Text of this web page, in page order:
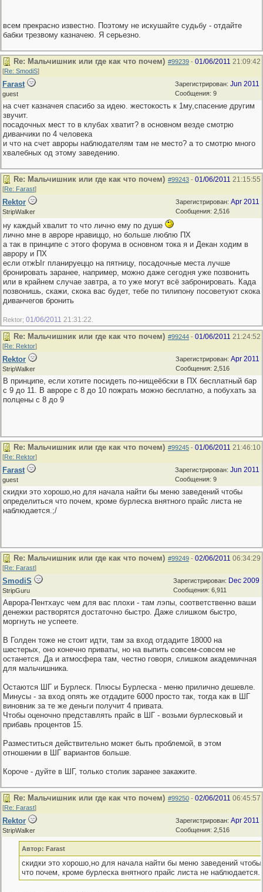
всем прекрасно известно. Поэтому не искушайте судьбу - отдайте
бабки трезвому казначею. Я серьезно.
#99239 - 01/06/2011 21:09:42
Re: Мальчишник или где как что почем)
[Re: SmodiS]
Зарегистрирован: Jun 2011
Сообщения: 9
Farast
guest
на счет казначея спасибо за идею. жестокость к 1му,спасение другим
звучит.
посадочных мест то в клубах хватит? в основном везде смотрю
диванчики по 4 человека
и что на счет авроры наблюдателям там не место? а то смотрю много
хвалебных од этому заведению.
#99243 - 01/06/2011 21:15:55
Re: Мальчишник или где как что почем)
[Re: Farast]
Зарегистрирован: Apr 2011
Сообщения: 2,516
Rektor
StripWalker
ну каждый хвалит то что лично ему по душе
лично мне в авроре нравиццо, но больше люблю ПХ
а так в принципе с этого форума в основном тока я и Декан ходим в
аврору и ПХ
если отжЫг планируеццо на пятницу, посадочные места лучше
бронировать заранее, например, можно даже сегодня уже позвонить
или в крайнем случае завтра, а то уже могут всё забронировать. Када
позвонишь, скажи, скока вас будет, тебе по тилипону посоветуют скока
диванчегов бронить
Rektor; 01/06/2011 21:31:22
#99244 - 01/06/2011 21:24:52
Re: Мальчишник или где как что почем)
[Re: Rektor]
Зарегистрирован: Apr 2011
Сообщения: 2,516
Rektor
StripWalker
В принципе, если хотите посидеть по-нищеёбски в ПХ бесплатный бар
с 9 до 11. В авроре с 8 до 10 пожрать можно бесплатно, а побухать за
полцены с 8 до 9
#99245 - 01/06/2011 21:46:10
Re: Мальчишник или где как что почем)
[Re: Rektor]
Зарегистрирован: Jun 2011
Сообщения: 9
Farast
guest
скидки это хорошо,но для начала найти бы меню заведений чтобы
определиться что почем, кроме бурлеска внятного прайс листа не
наблюдается.;/
#99249 - 02/06/2011 06:34:29
Re: Мальчишник или где как что почем)
[Re: Farast]
Зарегистрирован: Dec 2009
Сообщения: 6,911
SmodiS
StripGuru
Аврора-Пентхаус чем для вас плохи - там лэпы, соответственно ваши
денежки растворятся достаточно быстро. Даже слишком быстро,
моргнуть не успеете.
В Голден тоже не стоит идти, там за вход отдадите 18000 на
шестерых, оно конечно приваты, но на выпить совсем-совсем не
останется. Да и атмосфера там, честно говоря, слишком академичная
для мальчишника.
Остаются ШГ и Бурлеск. Плюсы Бурлеска - меню прилично дешевле.
Минусы - за вход опять же отдадите 6000 просто так, тогда как в ШГ
виновник за те же деньги получит 4 привата.
Чтобы оценочно представлять прайс в ШГ - возьми бурлесковый и
прибавь процентов 15.
Разместиться действительно может быть проблемой, в этом
отношении в ШГ вариантов больше.
Короче - дуйте в ШГ, только столик заранее закажите.
#99250 - 02/06/2011 06:45:57
Re: Мальчишник или где как что почем)
[Re: Farast]
Зарегистрирован: Apr 2011
Сообщения: 2,516
Rektor
StripWalker
Автор: Farast
скидки это хорошо,но для начала найти бы меню заведений чтобы
что почем, кроме бурлеска внятного прайс листа не